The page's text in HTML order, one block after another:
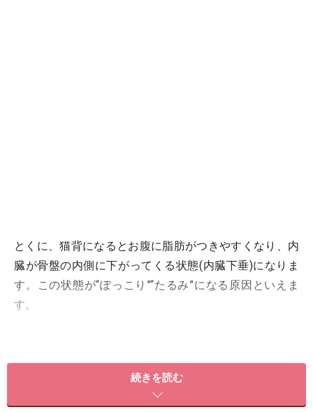
とくに、猫背になるとお腹に脂肪がつきやすくなり、内
臓が骨盤の内側に下がってくる状態(内臓下垂)になりま
す。この状態が“ぽっこり”“たるみ”になる原因といえま
す。
負のスパイラルは続くよ、どこまでも
続きを読む